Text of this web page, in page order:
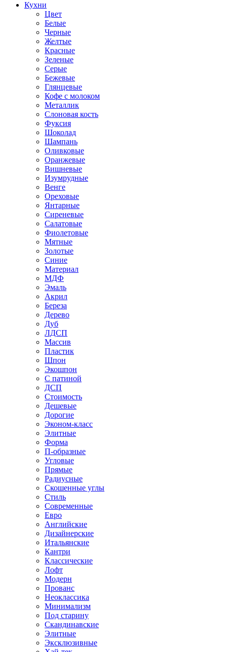
Кухни
Цвет
Белые
Черные
Желтые
Красные
Зеленые
Серые
Бежевые
Глянцевые
Кофе с молоком
Металлик
Слоновая кость
Фуксия
Шоколад
Шампань
Оливковые
Оранжевые
Вишневые
Изумрудные
Венге
Ореховые
Янтарные
Сиреневые
Салатовые
Фиолетовые
Мятные
Золотые
Синие
Материал
МДФ
Эмаль
Акрил
Береза
Дерево
Дуб
ЛДСП
Массив
Пластик
Шпон
Экошпон
С патиной
ДСП
Стоимость
Дешевые
Дорогие
Эконом-класс
Элитные
Форма
П-образные
Угловые
Прямые
Радиусные
Скошенные углы
Стиль
Современные
Евро
Английские
Дизайнерские
Итальянские
Кантри
Классические
Лофт
Модерн
Прованс
Неоклассика
Минимализм
Под старину
Скандинавские
Элитные
Эксклюзивные